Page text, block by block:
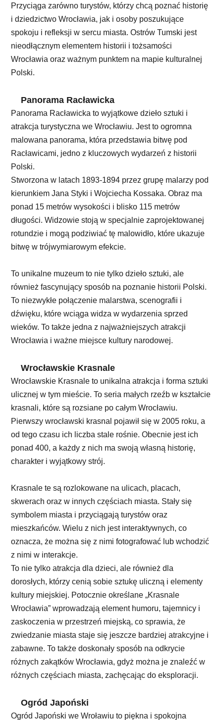
Przyciąga zarówno turystów, którzy chcą poznać historię
i dziedzictwo Wrocławia, jak i osoby poszukujące
spokoju i refleksji w sercu miasta. Ostrów Tumski jest
nieodłącznym elementem historii i tożsamości
Wrocławia oraz ważnym punktem na mapie kulturalnej
Polski.
Panorama Racławicka
Panorama Racławicka to wyjątkowe dzieło sztuki i
atrakcja turystyczna we Wrocławiu. Jest to ogromna
malowana panorama, która przedstawia bitwę pod
Racławicami, jedno z kluczowych wydarzeń z historii
Polski.
Stworzona w latach 1893-1894 przez grupę malarzy pod
kierunkiem Jana Styki i Wojciecha Kossaka. Obraz ma
ponad 15 metrów wysokości i blisko 115 metrów
długości. Widzowie stoją w specjalnie zaprojektowanej
rotundzie i mogą podziwiać tę malowidło, które ukazuje
bitwę w trójwymiarowym efekcie.
To unikalne muzeum to nie tylko dzieło sztuki, ale
również fascynujący sposób na poznanie historii Polski.
To niezwykłe połączenie malarstwa, scenografii i
dźwięku, które wciąga widza w wydarzenia sprzed
wieków. To także jedna z najważniejszych atrakcji
Wrocławia i ważne miejsce kultury narodowej.
Wrocławskie Krasnale
Wrocławskie Krasnale to unikalna atrakcja i forma sztuki
ulicznej w tym mieście. To seria małych rzeźb w kształcie
krasnali, które są rozsiane po całym Wrocławiu.
Pierwszy wrocławski krasnal pojawił się w 2005 roku, a
od tego czasu ich liczba stale rośnie. Obecnie jest ich
ponad 400, a każdy z nich ma swoją własną historię,
charakter i wyjątkowy strój.
Krasnale te są rozlokowane na ulicach, placach,
skwerach oraz w innych częściach miasta. Stały się
symbolem miasta i przyciągają turystów oraz
mieszkańców. Wielu z nich jest interaktywnych, co
oznacza, że można się z nimi fotografować lub wchodzić
z nimi w interakcje.
To nie tylko atrakcja dla dzieci, ale również dla
dorosłych, którzy cenią sobie sztukę uliczną i elementy
kultury miejskiej. Potocznie określane „Krasnale
Wrocławia” wprowadzają element humoru, tajemnicy i
zaskoczenia w przestrzeń miejską, co sprawia, że
zwiedzanie miasta staje się jeszcze bardziej atrakcyjne i
zabawne. To także doskonały sposób na odkrycie
różnych zakątków Wrocławia, gdyż można je znaleźć w
różnych częściach miasta, zachęcając do eksploracji.
Ogród Japoński
Ogród Japoński we Wroławiu to piękna i spokojna